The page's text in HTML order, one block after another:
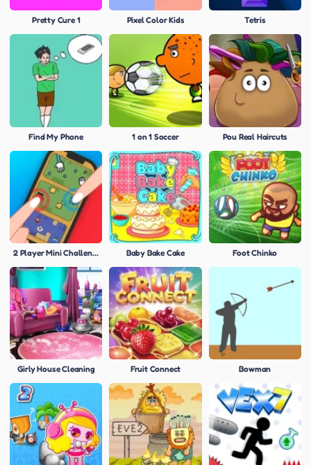
Pretty Cure 1 Pixel Color Kids Tetris
Find My Phone 1 on 1 Soccer Pou Real Haircuts
2 Player Mini Challenge Baby Bake Cake Foot Chinko
Girly House Cleaning Fruit Connect Bowman